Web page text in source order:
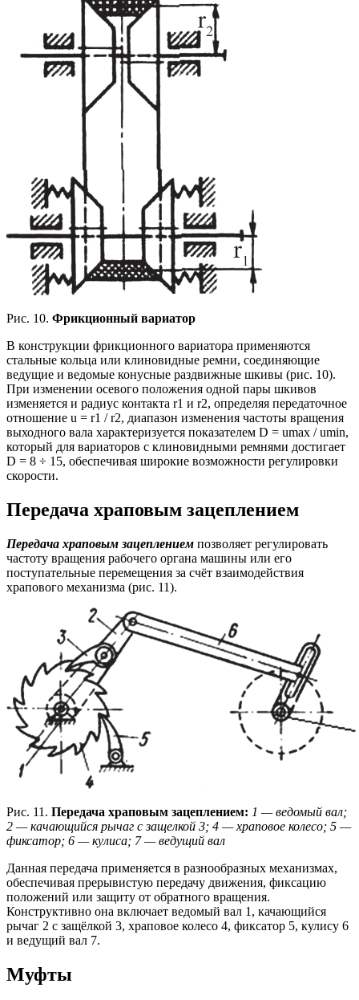
Рис. 10. Фрикционный вариатор
В конструкции фрикционного вариатора применяются
стальные кольца или клиновидные ремни, соединяющие
ведущие и ведомые конусные раздвижные шкивы (рис. 10).
При изменении осевого положения одной пары шкивов
изменяется и радиус контакта r1 и r2, определяя передаточное
отношение u = r1 / r2, диапазон изменения частоты вращения
выходного вала характеризуется показателем D = umax / umin,
который для вариаторов с клиновидными ремнями достигает
D = 8 ÷ 15, обеспечивая широкие возможности регулировки
скорости.
Передача храповым зацеплением
Передача храповым зацеплением позволяет регулировать
частоту вращения рабочего органа машины или его
поступательные перемещения за счёт взаимодействия
храпового механизма (рис. 11).
Рис. 11. Передача храповым зацеплением: 1 — ведомый вал;
2 — качающийся рычаг с защелкой 3; 4 — храповое колесо; 5 —
фиксатор; 6 — кулиса; 7 — ведущий вал
Данная передача применяется в разнообразных механизмах,
обеспечивая прерывистую передачу движения, фиксацию
положений или защиту от обратного вращения.
Конструктивно она включает ведомый вал 1, качающийся
рычаг 2 с защёлкой 3, храповое колесо 4, фиксатор 5, кулису 6
и ведущий вал 7.
Муфты